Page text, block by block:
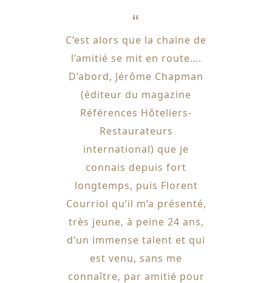
C’est alors que la chaine de
l’amitié se mit en route….
D’abord, Jérôme Chapman
(éditeur du magazine
Références Hôteliers-
Restaurateurs
international) que je
connais depuis fort
longtemps, puis Florent
Courriol qu’il m’a présenté,
très jeune, à peine 24 ans,
d’un immense talent et qui
est venu, sans me
connaître, par amitié pour